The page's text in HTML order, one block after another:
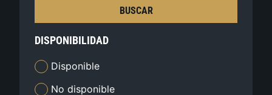
BUSCAR
DISPONIBILIDAD
Disponible
No disponible